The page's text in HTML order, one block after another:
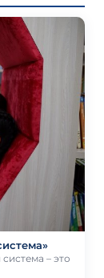
– это